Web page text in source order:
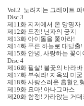
Vol.2 노려지는 그레이트
Disc 3
제11화 지저에서 온 망명자
제12화 도전! 닌자의 긍지
제13화 아이돌을 쫓아라!
제14화 푸른 하늘로 대탈출!
제15화 안녕, 사랑하는 꽃이
Disc 4
제16화 필살! 불꽃의 바라바
제17화 부숴라! 지옥의 미궁
제18화 사랑스러운 흡혈인
제19화 요마! 아나그마스
제20화 함정! 가라앉는 거대